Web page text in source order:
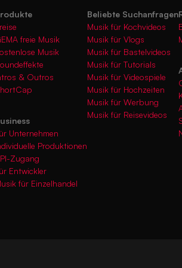
freie Musik
Musik
& Outros
Unternehmen
Produktionen
Zugang
Entwickler
für Einzelhandel
Beliebte Suchanfragen
Musik für Kochvideos
Musik für Vlogs
Musik für Bastelvideos
Musik für Tutorials
Musik für Videospiele
Musik für Hochzeiten
Musik für Werbung
Musik für Reisevideos